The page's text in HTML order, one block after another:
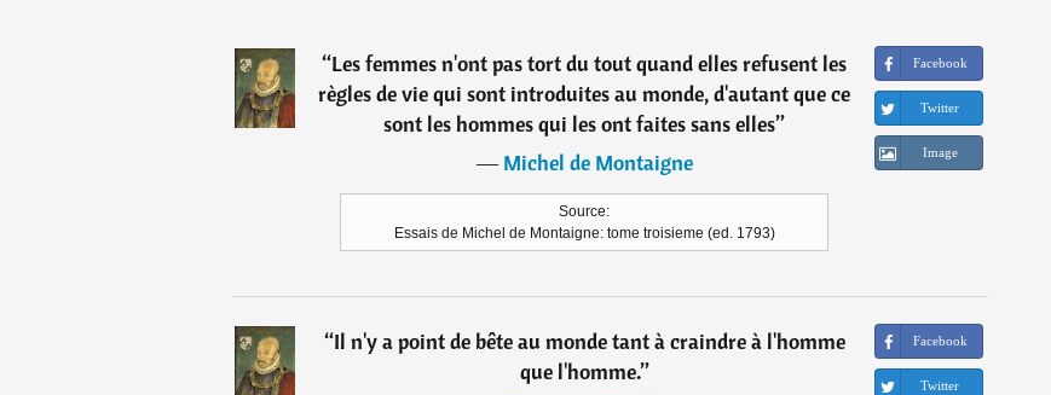
“Les femmes n'ont pas tort du tout quand elles refusent les
règles de vie qui sont introduites au monde, d'autant que ce
sont les hommes qui les ont faites sans elles”
―Michel de Montaigne
Source:
Essais de Michel de Montaigne: tome troisieme (ed. 1793)
Facebook
Twitter
Image
“Il n'y a point de bête au monde tant à craindre à l'homme
que l'homme.”
Facebook
Twitter